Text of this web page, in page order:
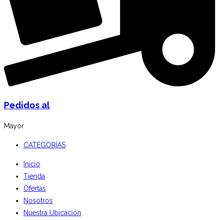
Pedidos al
Mayor
CATEGORÍAS
Inicio
Tienda
Ofertas
Nosotros
Nuestra Ubicación